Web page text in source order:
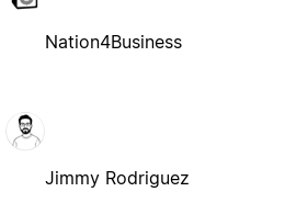
Nation4Business
Jimmy Rodriguez